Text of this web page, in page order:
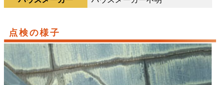
点検の様子